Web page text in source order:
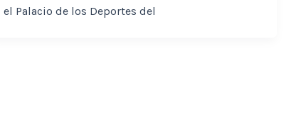
el Palacio de los Deportes del